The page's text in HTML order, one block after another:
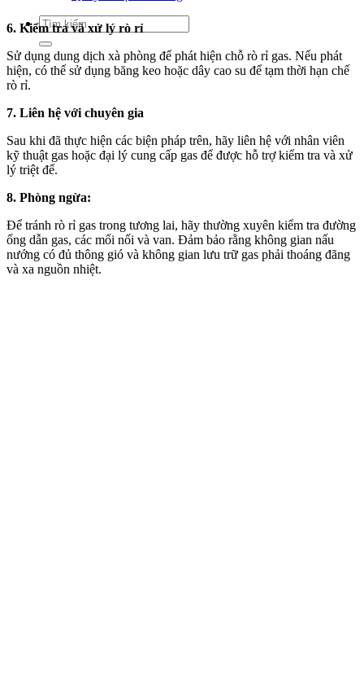
Tìm
kiếm:
6. Kiểm tra và xử lý rò rỉ
Sử dụng dung dịch xà phòng để phát hiện chỗ rò rỉ gas. Nếu phát
hiện, có thể sử dụng băng keo hoặc dây cao su để tạm thời hạn chế
rò rỉ.
7. Liên hệ với chuyên gia
Sau khi đã thực hiện các biện pháp trên, hãy liên hệ với nhân viên
kỹ thuật gas hoặc đại lý cung cấp gas để được hỗ trợ kiểm tra và xử
lý triệt để.
8. Phòng ngừa:
Để tránh rò rỉ gas trong tương lai, hãy thường xuyên kiểm tra đường
ống dẫn gas, các mối nối và van. Đảm bảo rằng không gian nấu
nướng có đủ thông gió và không gian lưu trữ gas phải thoáng đãng
và xa nguồn nhiệt.